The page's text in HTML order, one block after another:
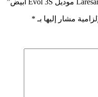
مشار إليها بـ *